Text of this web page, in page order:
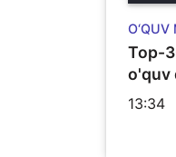
Top-
o'quv
13:34